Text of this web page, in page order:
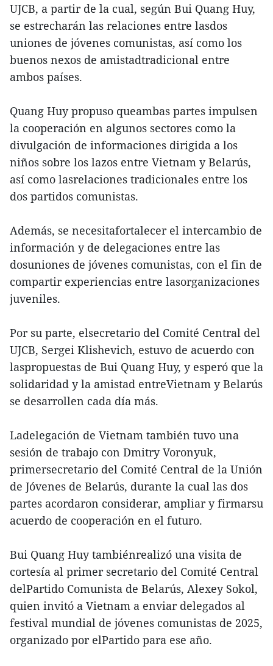
UJCB, a partir de la cual, según Bui Quang Huy,
se estrecharán las relaciones entre lasdos
uniones de jóvenes comunistas, así como los
buenos nexos de amistadtradicional entre
ambos países.
Quang Huy propuso queambas partes impulsen
la cooperación en algunos sectores como la
divulgación de informaciones dirigida a los
niños sobre los lazos entre Vietnam y Belarús,
así como lasrelaciones tradicionales entre los
dos partidos comunistas.
Además, se necesitafortalecer el intercambio de
información y de delegaciones entre las
dosuniones de jóvenes comunistas, con el fin de
compartir experiencias entre lasorganizaciones
juveniles.
Por su parte, elsecretario del Comité Central del
UJCB, Sergei Klishevich, estuvo de acuerdo con
laspropuestas de Bui Quang Huy, y esperó que la
solidaridad y la amistad entreVietnam y Belarús
se desarrollen cada día más.
Ladelegación de Vietnam también tuvo una
sesión de trabajo con Dmitry Voronyuk,
primersecretario del Comité Central de la Unión
de Jóvenes de Belarús, durante la cual las dos
partes acordaron considerar, ampliar y firmarsu
acuerdo de cooperación en el futuro.
Bui Quang Huy tambiénrealizó una visita de
cortesía al primer secretario del Comité Central
delPartido Comunista de Belarús, Alexey Sokol,
quien invitó a Vietnam a enviar delegados al
festival mundial de jóvenes comunistas de 2025,
organizado por elPartido para ese año.